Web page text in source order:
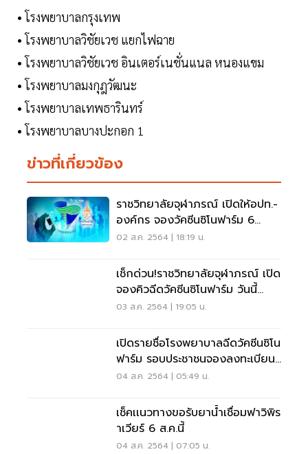
• โรงพยาบาลกรุงเทพ
• โรงพยาบาลวิชัยเวช แยกไฟฉาย
• โรงพยาบาลวิชัยเวช อินเตอร์เนชั่นแนล หนองแขม
• โรงพยาบาลมงกุฎวัฒนะ
• โรงพยาบาลเทพธารินทร์
• โรงพยาบาลบางปะกอก 1
ข่าวที่เกี่ยวข้อง
ราชวิทยาลัยจุฬาภรณ์ เปิดให้อปท.-
องค์กร จองวัคซีนซิโนฟาร์ม 6
ส.ค.นี้
02 ส.ค. 2564 | 18:19 น.
เช็กด่วน!ราชวิทยาลัยจุฬาภรณ์ เปิด
จองคิวฉีดวัคซีนซิโนฟาร์ม วันนี้
10.10 น.
03 ส.ค. 2564 | 19:05 น.
เปิดรายชื่อโรงพยาบาลฉีดวัคซีนซิโน
ฟาร์ม รอบประชาชนจองลงทะเบียน
เช็คที่นี่
04 ส.ค. 2564 | 05:49 น.
เช็คเเนวทางขอรับยาน้ำเชื่อมฟาวิพิร
าเวียร์ 6 ส.ค.นี้
04 ส.ค. 2564 | 07:05 น.